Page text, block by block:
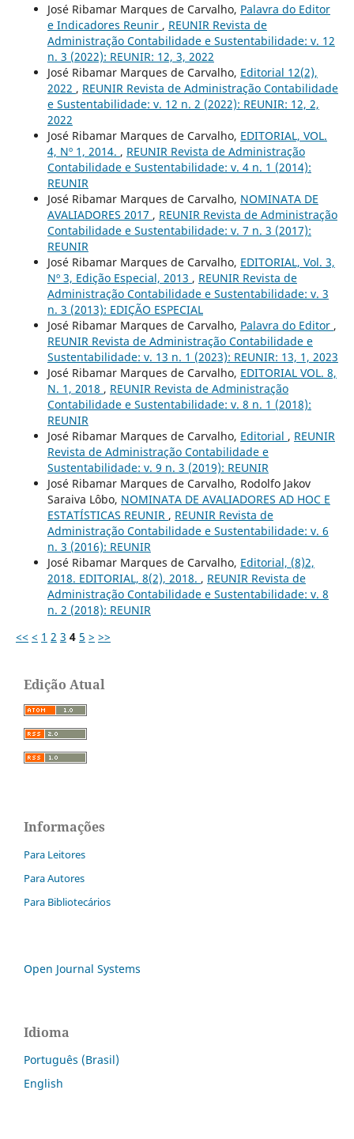
José Ribamar Marques de Carvalho, Palavra do Editor
e Indicadores Reunir , REUNIR Revista de
Administração Contabilidade e Sustentabilidade: v. 12
n. 3 (2022): REUNIR: 12, 3, 2022
José Ribamar Marques de Carvalho, Editorial 12(2),
2022 , REUNIR Revista de Administração Contabilidade
e Sustentabilidade: v. 12 n. 2 (2022): REUNIR: 12, 2,
2022
José Ribamar Marques de Carvalho, EDITORIAL, VOL.
4, Nº 1, 2014. , REUNIR Revista de Administração
Contabilidade e Sustentabilidade: v. 4 n. 1 (2014):
REUNIR
José Ribamar Marques de Carvalho, NOMINATA DE
AVALIADORES 2017 , REUNIR Revista de Administração
Contabilidade e Sustentabilidade: v. 7 n. 3 (2017):
REUNIR
José Ribamar Marques de Carvalho, EDITORIAL, Vol. 3,
Nº 3, Edição Especial, 2013 , REUNIR Revista de
Administração Contabilidade e Sustentabilidade: v. 3
n. 3 (2013): EDIÇÃO ESPECIAL
José Ribamar Marques de Carvalho, Palavra do Editor ,
REUNIR Revista de Administração Contabilidade e
Sustentabilidade: v. 13 n. 1 (2023): REUNIR: 13, 1, 2023
José Ribamar Marques de Carvalho, EDITORIAL VOL. 8,
N. 1, 2018 , REUNIR Revista de Administração
Contabilidade e Sustentabilidade: v. 8 n. 1 (2018):
REUNIR
José Ribamar Marques de Carvalho, Editorial , REUNIR
Revista de Administração Contabilidade e
Sustentabilidade: v. 9 n. 3 (2019): REUNIR
José Ribamar Marques de Carvalho, Rodolfo Jakov
Saraiva Lôbo, NOMINATA DE AVALIADORES AD HOC E
ESTATÍSTICAS REUNIR , REUNIR Revista de
Administração Contabilidade e Sustentabilidade: v. 6
n. 3 (2016): REUNIR
José Ribamar Marques de Carvalho, Editorial, (8)2,
2018. EDITORIAL, 8(2), 2018. , REUNIR Revista de
Administração Contabilidade e Sustentabilidade: v. 8
n. 2 (2018): REUNIR
<< < 1 2 3 4 5 > >>
Edição Atual
Informações
Para Leitores
Para Autores
Para Bibliotecários
Open Journal Systems
Idioma
Português (Brasil)
English